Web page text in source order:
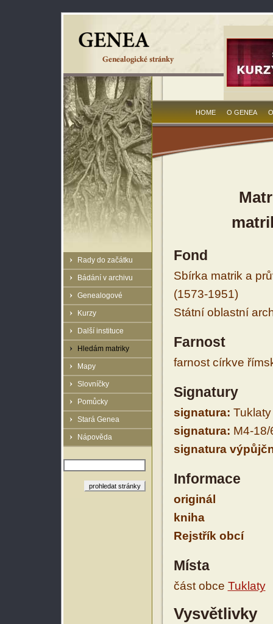
Rady do začátku
Bádání v archivu
Genealogové
Kurzy
Další instituce
Hledám matriky
Mapy
Slovníčky
Pomůcky
Stará Genea
Nápověda
HOME O GENEA
Fond
Sbírka matrik a
(1573-1951)
Státní oblastní
Farnost
farnost církve
Signatury
signatura:
signatura: M4-18/
signatura
Informace
originál
kniha
Rejstřík obcí
Místa
část obce Tuklaty
Vysvětlivky